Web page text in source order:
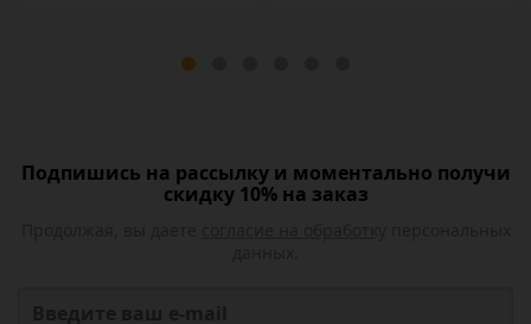
Подпишись на рассылку и моментально получи
скидку 10% на заказ